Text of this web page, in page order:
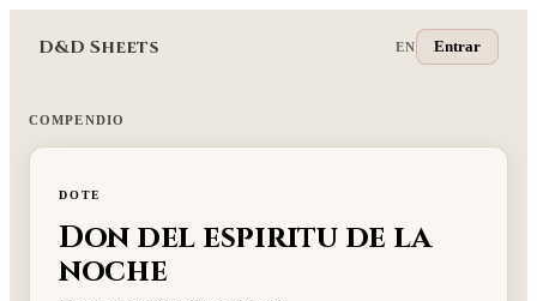
D&D Sheets EN Entrar
COMPENDIO
DOTE
Don del espiritu de la
noche